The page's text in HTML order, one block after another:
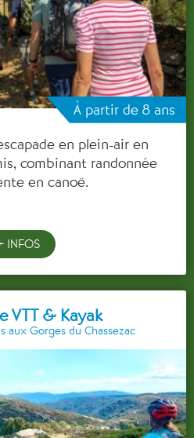
À partir de 8 ans
en plein-air en
combinant randonnée
en canoë.
INFOS
VTT & Kayak
aux Gorges du Chassezac